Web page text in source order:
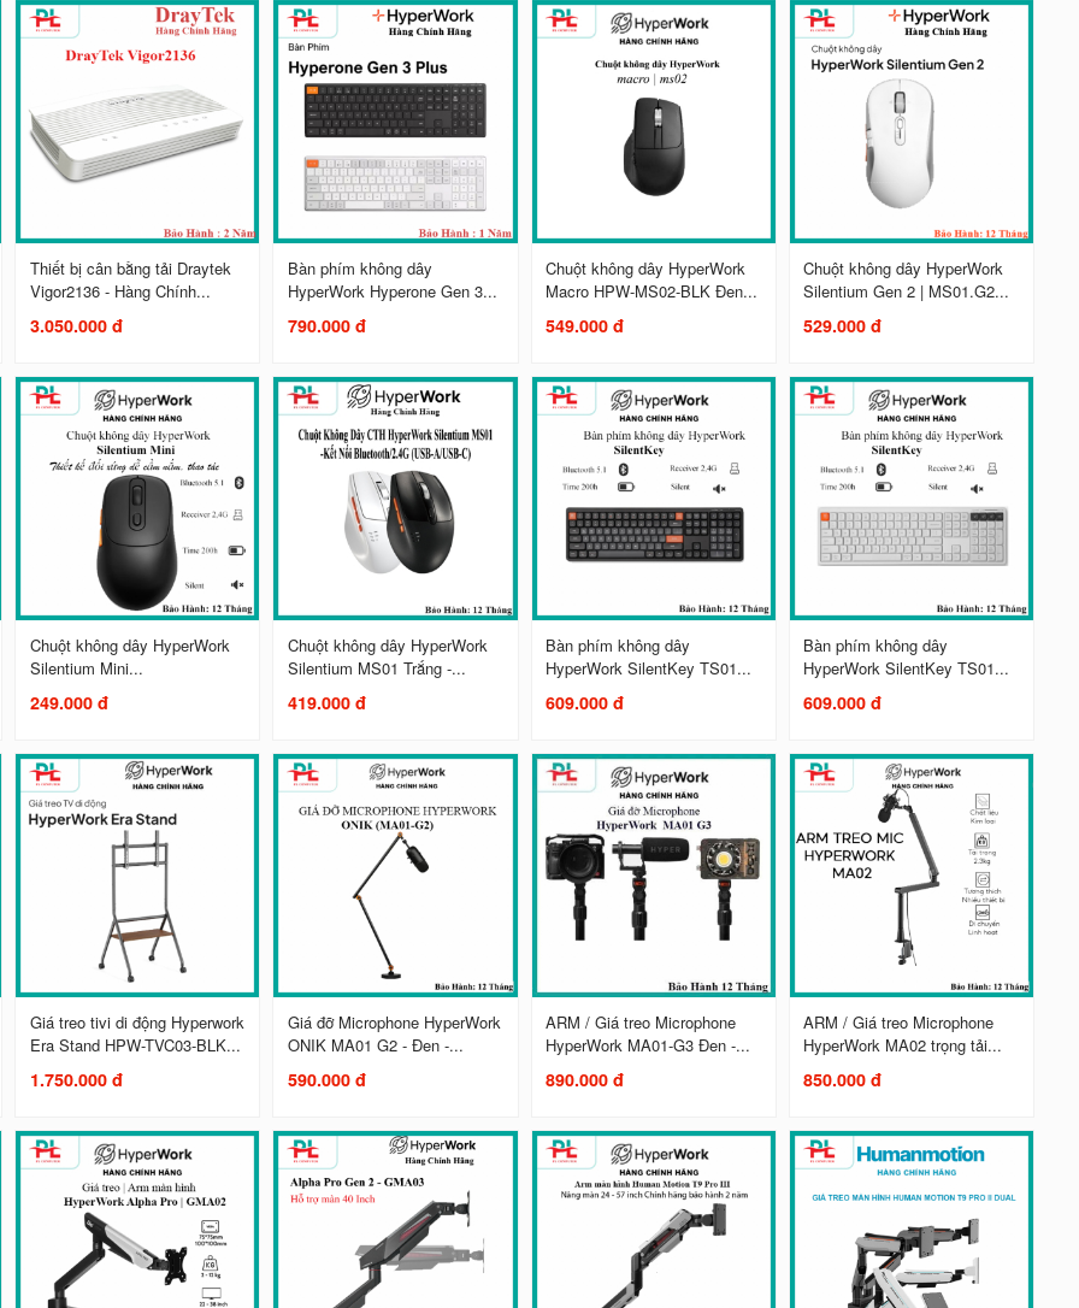
Thiết bị cân bằng tải Draytek
Vigor2136 - Hàng Chính...
3.050.000 đ
Bàn phím không dây
HyperWork Hyperone Gen 3...
790.000 đ
Chuột không dây HyperWork
Macro HPW-MS02-BLK Đen...
549.000 đ
Chuột không dây HyperWork
Silentium Gen 2 | MS01.G2...
529.000 đ
Chuột không dây HyperWork
Silentium Mini...
249.000 đ
Chuột không dây HyperWork
Silentium MS01 Trắng -...
419.000 đ
Bàn phím không dây
HyperWork SilentKey TS01...
609.000 đ
Bàn phím không dây
HyperWork SilentKey TS01...
609.000 đ
Giá treo tivi di động Hyperwork
Era Stand HPW-TVC03-BLK...
1.750.000 đ
Giá đỡ Microphone HyperWork
ONIK MA01 G2 - Đen -...
590.000 đ
ARM / Giá treo Microphone
HyperWork MA01-G3 Đen -...
890.000 đ
ARM / Giá treo Microphone
HyperWork MA02 trọng tải...
850.000 đ